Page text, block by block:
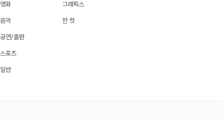
영화
음악
공연/출판
스포츠
일반
그래픽스
한 컷